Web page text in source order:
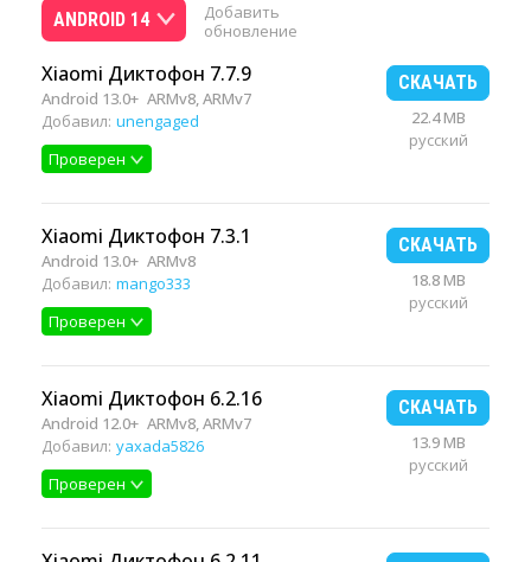
ANDROID 14
Добавить
обновление
Xiaomi Диктофон 7.7.9
Android 13.0+ ARMv8, ARMv7
Добавил: unengaged
Проверен
СКАЧАТЬ
22.4 MB
русский
Xiaomi Диктофон 7.3.1
Android 13.0+ ARMv8
Добавил: mango333
Проверен
СКАЧАТЬ
18.8 MB
русский
Xiaomi Диктофон 6.2.16
Android 12.0+ ARMv8, ARMv7
Добавил: yaxada5826
Проверен
СКАЧАТЬ
13.9 MB
русский